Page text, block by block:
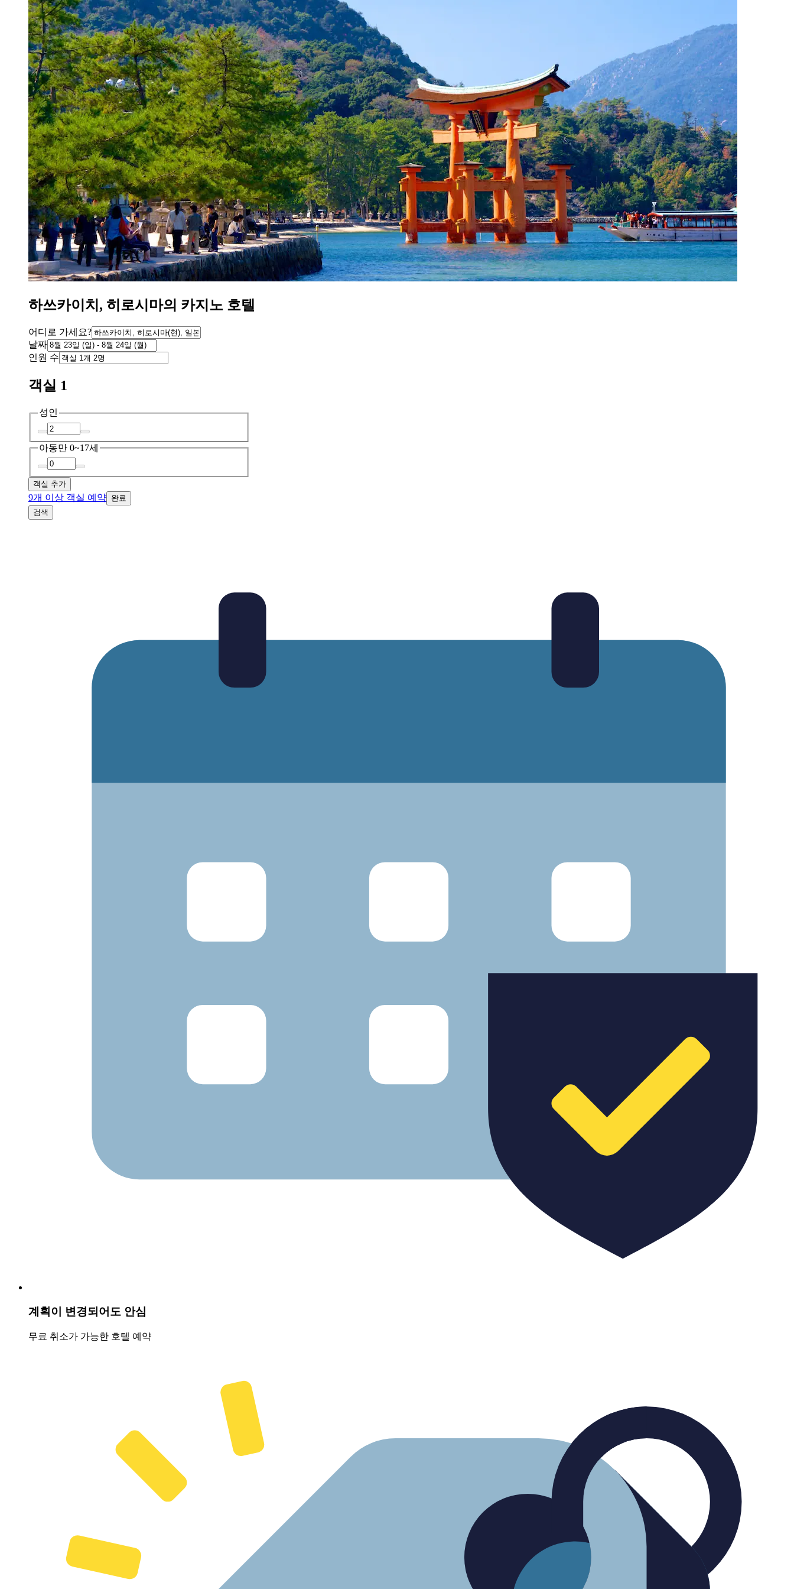
하쓰카이치, 히로시마의 카지노 호텔
어디로 가세요?
날짜
인원 수
객실 1
성인
아동만 0~17세
객실 추가
9개 이상 객실 예약 완료
검색
계획이 변경되어도 안심
무료 취소가 가능한 호텔 예약